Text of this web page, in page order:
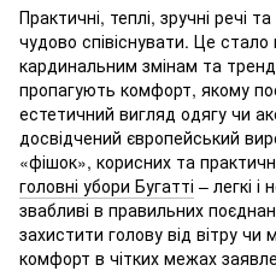
Практичні, теплі, зручні речі
чудово співіснувати. Це
кардинальним змінам та
пропагують комфорт, якому
естетичний вигляд одягу чи
досвідчений європейський
«фішок», корисних та
головні убори Бугатті – легкі і
звабливі в правильних
захистити голову від вітру
комфорт в чітких межах